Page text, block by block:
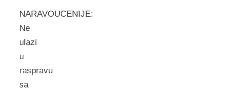
NARAVOUCENIJE:
Ne
ulazi
u
raspravu
sa